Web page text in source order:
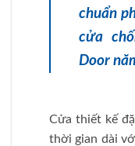
chuẩn
cửa
Door
Cửa thiết kế
thời gian dài